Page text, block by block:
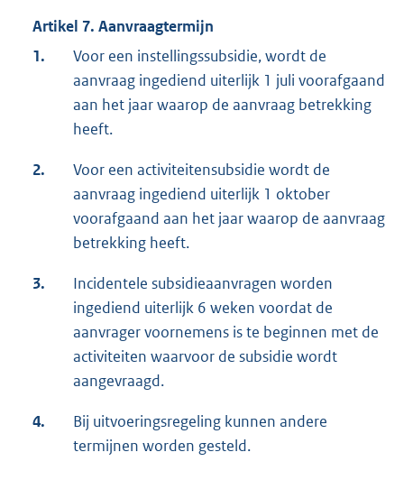
Artikel 7. Aanvraagtermijn
1.
Voor een instellingssubsidie, wordt de
aanvraag ingediend uiterlijk 1 juli voorafgaand
aan het jaar waarop de aanvraag betrekking
heeft.
2.
Voor een activiteitensubsidie wordt de
aanvraag ingediend uiterlijk 1 oktober
voorafgaand aan het jaar waarop de aanvraag
betrekking heeft.
3.
Incidentele subsidieaanvragen worden
ingediend uiterlijk 6 weken voordat de
aanvrager voornemens is te beginnen met de
activiteiten waarvoor de subsidie wordt
aangevraagd.
4.
Bij uitvoeringsregeling kunnen andere
termijnen worden gesteld.